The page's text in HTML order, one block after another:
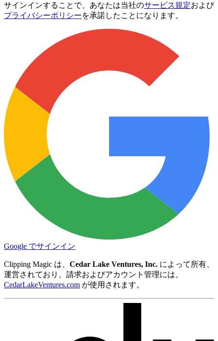
サインインすることで、あなたは当社のサービス規定および
プライバシーポリシーを承諾したことになります。
Google でサインイン
Clipping Magic は、 Cedar Lake Ventures, Inc. によって所有、
運営されており、請求およびアカウント管理には、
CedarLakeVentures.com が使用されます。